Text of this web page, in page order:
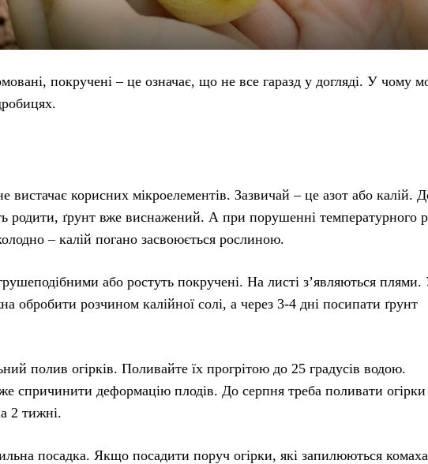
покручені – це означає, що не все гаразд у догляді. У чому
корисних мікроелементів. Зазвичай – це азот або калій.
родити, ґрунт вже виснажений. А при порушенні температурного
– калій погано засвоюється рослиною.
або ростуть покручені. На листі з’являються плями.
обробити розчином калійної солі, а через 3-4 дні посипати ґрунт
полив огірків. Поливайте їх прогрітою до 25 градусів водою.
спричинити деформацію плодів. До серпня треба поливати огірки
2 тижні.
посадка. Якщо посадити поруч огірки, які запилюються